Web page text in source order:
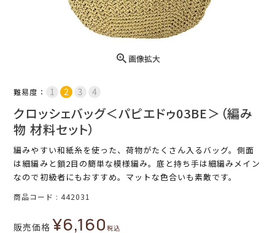
画像拡大
難易度：
クロッシェバッグ＜パピエドゥ03BE＞（編み
物 材料セット）
編みやすい和紙糸を使った、荷物がたくさん入るバッグ。側面
は細編みと鎖2目の簡単な模様編み。底と持ち手は細編みメイン
なので初級者にもおすすめ。マットな色合いも素敵です。
商品コード 442031
販売価格 ¥6,160税込